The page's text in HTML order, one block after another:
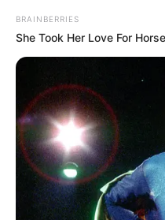
BRAINBERRIES
She Took Her Love For